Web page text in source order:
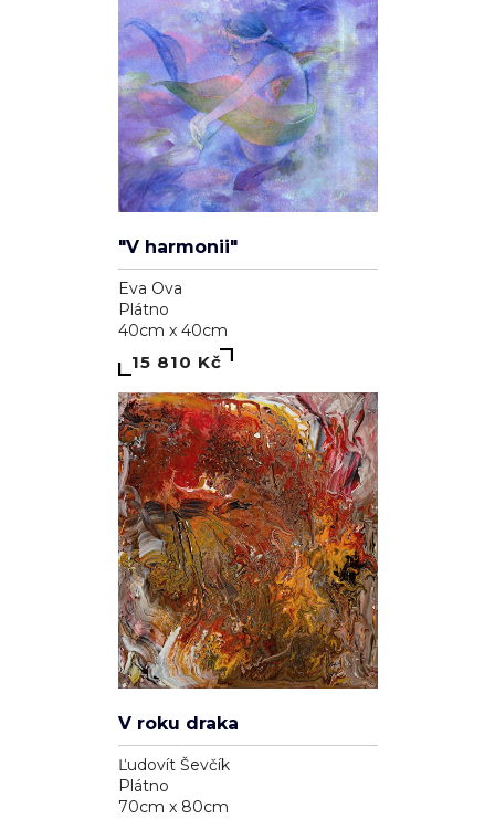
"V harmonii"
Eva Ova
Plátno
40cm x 40cm
15 810 Kč
V roku draka
Ľudovít Ševčík
Plátno
70cm x 80cm